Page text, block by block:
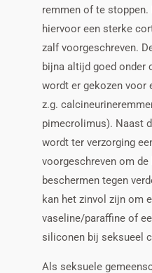
remmen of te
hiervoor een sterke
zalf voorgeschreven.
bijna altijd goed onder
wordt er gekozen voor
z.g.
pimecrolimus). Naast
wordt ter verzorging
voorgeschreven om
beschermen tegen
kan het zinvol zijn om
vaseline/paraffine of
siliconen bij seksueel
Als seksuele